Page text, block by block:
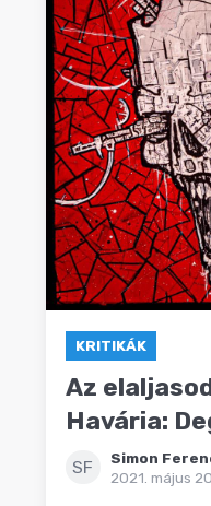
KRITIKÁK
Az
Havária:
SF
Simon
2021. május 20.